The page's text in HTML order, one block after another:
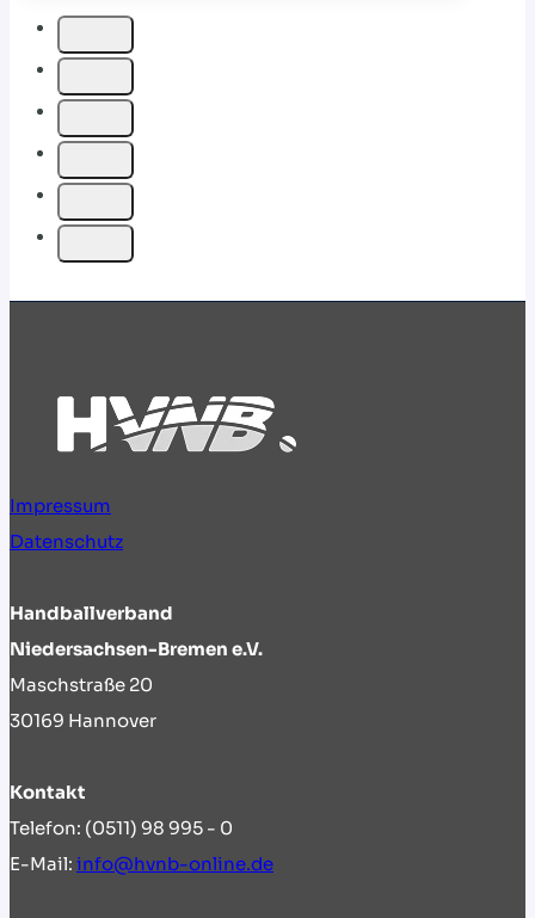
Impressum
Datenschutz
Handballverband
Niedersachsen-Bremen e.V.
Maschstraße 20
30169 Hannover
Kontakt
Telefon: (0511) 98 995 - 0
E-Mail: info@hvnb-online.de